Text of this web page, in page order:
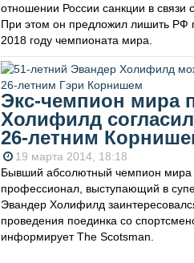
отношении России санкции в связи
При этом он предложил лишить РФ
2018 году чемпионата мира.
Экс-чемпион мира
Холифилд
26-летним
19 марта 2014, 18:18
Бывший абсолютный чемпион мира
профессионал, выступающий в
Эвандер Холифилд
проведения поединка со
информирует The Scotsman.